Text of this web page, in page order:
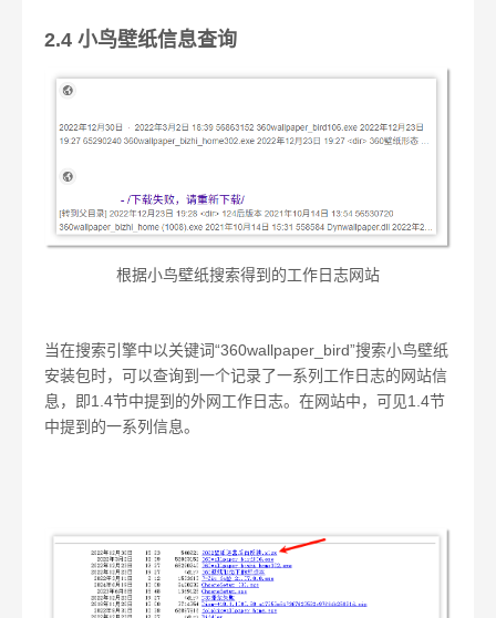
2.4 小鸟壁纸信息查询
根据小鸟壁纸搜索得到的工作日志网站
当在搜索引擎中以关键词“360wallpaper_bird”搜索小鸟壁纸
安装包时，可以查询到一个记录了一系列工作日志的网站信
息，即1.4节中提到的外网工作日志。在网站中，可见1.4节
中提到的一系列信息。